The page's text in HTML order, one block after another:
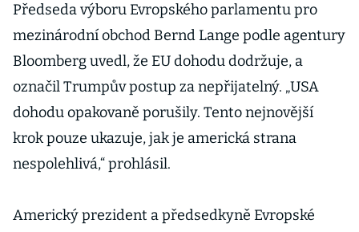
Předseda výboru Evropského parlamentu pro
mezinárodní obchod Bernd Lange podle agentury
Bloomberg uvedl, že EU dohodu dodržuje, a
označil Trumpův postup za nepřijatelný. „USA
dohodu opakovaně porušily. Tento nejnovější
krok pouze ukazuje, jak je americká strana
nespolehlivá,“ prohlásil.
Americký prezident a předsedkyně Evropské